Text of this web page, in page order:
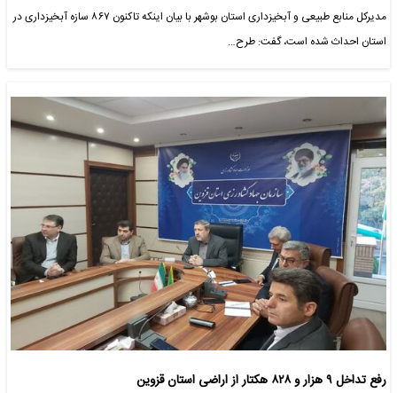
مدیرکل منابع طبیعی و آبخیزداری استان بوشهر با بیان اینکه تاکنون ۸۶۷ سازه آبخیزداری در
استان احداث شده است، گفت: طرح…
رفع تداخل ۹ هزار و ۸۲۸ هکتار از اراضی استان قزوین